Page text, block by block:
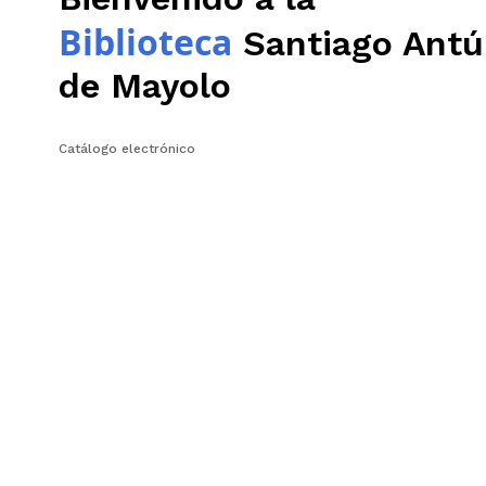
Biblioteca Santiago
de Mayolo
Catálogo electrónico